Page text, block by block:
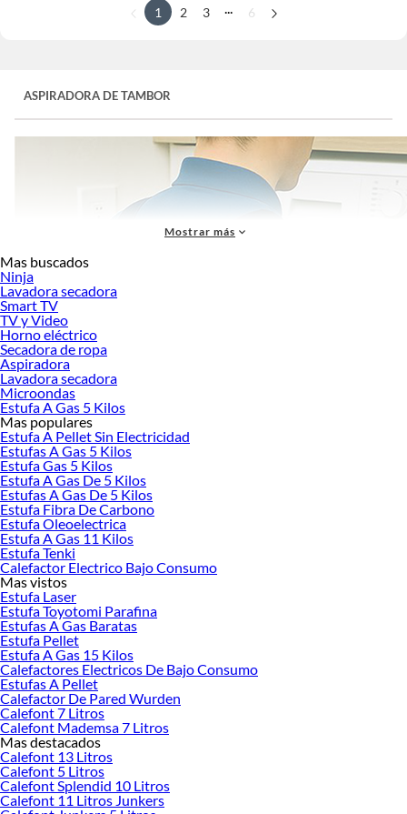
1 2 3 6
ASPIRADORA DE TAMBOR
Laaspiradora de tambores la aliada perfecta para quienes buscan una limpieza
profunda y eficiente en espacios amplios o con alta demanda de suciedad.
Gracias a su diseño robusto y su gran capacidad de almacenamiento, este tipo de
aspiradora de tambores ideal para hogares grandes, talleres, oficinas, obras o
incluso uso industrial. En Sodimac, encuentras una amplia variedad de modelos
deaspiradora de tambor
provenientes de marcas reconocidas como Samsung, Thomas, Wurden, Ursus
Trotter, Karcher, Sindelen y Stanley.
Aspiradora:
Una de las principales ventajas de la
volumen, que permite aspirar polvo, tierra, restos de obra, líquidos y residuos
sin necesidad de vaciar constantemente el contenedor. Además, muchos
modelos cuentan con ruedas multidireccionales y mangueras flexibles de largo
alcance, lo que facilita la movilidad y el acceso a rincones difíciles. Algunos
equipos también integran función de soplado, filtros HEPA lavables y sistemas de
recogida de cable automáticos, lo que mejora aún más su funcionalidad.
En términos de rendimiento, las
superior comparada con modelos tradicionales, lo que permite enfrentar
limpiezas exigentes en menos tiempo. Gracias a su motor de alto desempeño,
Mostrar más
Mas buscados
Ninja
Lavadora secadora
Smart TV
TV y Video
Horno eléctrico
Secadora de ropa
Aspiradora
Lavadora secadora
Microondas
Estufa A Gas 5 Kilos
Mas populares
Estufa A Pellet Sin Electricidad
Estufas A Gas 5 Kilos
Estufa Gas 5 Kilos
Estufa A Gas De 5 Kilos
Estufas A Gas De 5 Kilos
Estufa Fibra De Carbono
Estufa Oleoelectrica
Estufa A Gas 11 Kilos
Estufa Tenki
Calefactor Electrico Bajo Consumo
Mas vistos
Estufa Laser
Estufa Toyotomi Parafina
Estufas A Gas Baratas
Estufa Pellet
Estufa A Gas 15 Kilos
Calefactores Electricos De Bajo Consumo
Estufas A Pellet
Calefactor De Pared Wurden
Calefont 7 Litros
Calefont Mademsa 7 Litros
Mas destacados
Calefont 13 Litros
Calefont 5 Litros
Calefont Splendid 10 Litros
Calefont 11 Litros Junkers